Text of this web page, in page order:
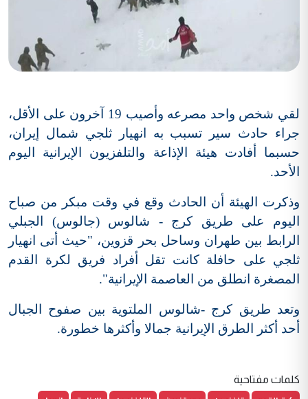
لقي شخص واحد مصرعه وأصيب 19 آخرون على الأقل،
جراء حادث سير تسبب به انهيار ثلجي شمال إيران،
حسبما أفادت هيئة الإذاعة والتلفزيون الإيرانية اليوم
الأحد.
وذكرت الهيئة أن الحادث وقع في وقت مبكر من صباح
اليوم على طريق كرج - شالوس (جالوس) الجبلي
الرابط بين طهران وساحل بحر قزوين، "حيث أتى انهيار
ثلجي على حافلة كانت تقل أفراد فريق لكرة القدم
المصغرة انطلق من العاصمة الإيرانية".
وتعد طريق كرج -شالوس الملتوية بين صفوح الجبال
أحد أكثر الطرق الإيرانية جمالا وأكثرها خطورة.
كلمات مفتاحية